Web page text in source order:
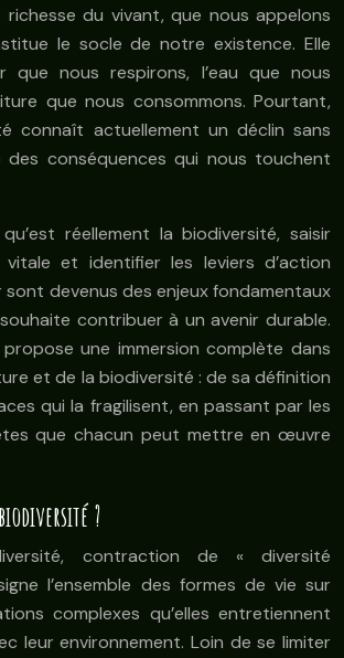
du vivant, que nous appelons
le socle de notre existence. Elle
que nous respirons, l’eau que nous
que nous consommons. Pourtant,
connaît actuellement un déclin sans
des conséquences qui nous touchent
réellement la biodiversité, saisir
et identifier les leviers d’action
devenus des enjeux fondamentaux
contribuer à un avenir durable.
une immersion complète dans
et de la biodiversité : de sa définition
qui la fragilisent, en passant par les
que chacun peut mettre en œuvre
?
contraction de « diversité
l’ensemble des formes de vie sur
complexes qu’elles entretiennent
leur environnement. Loin de se limiter